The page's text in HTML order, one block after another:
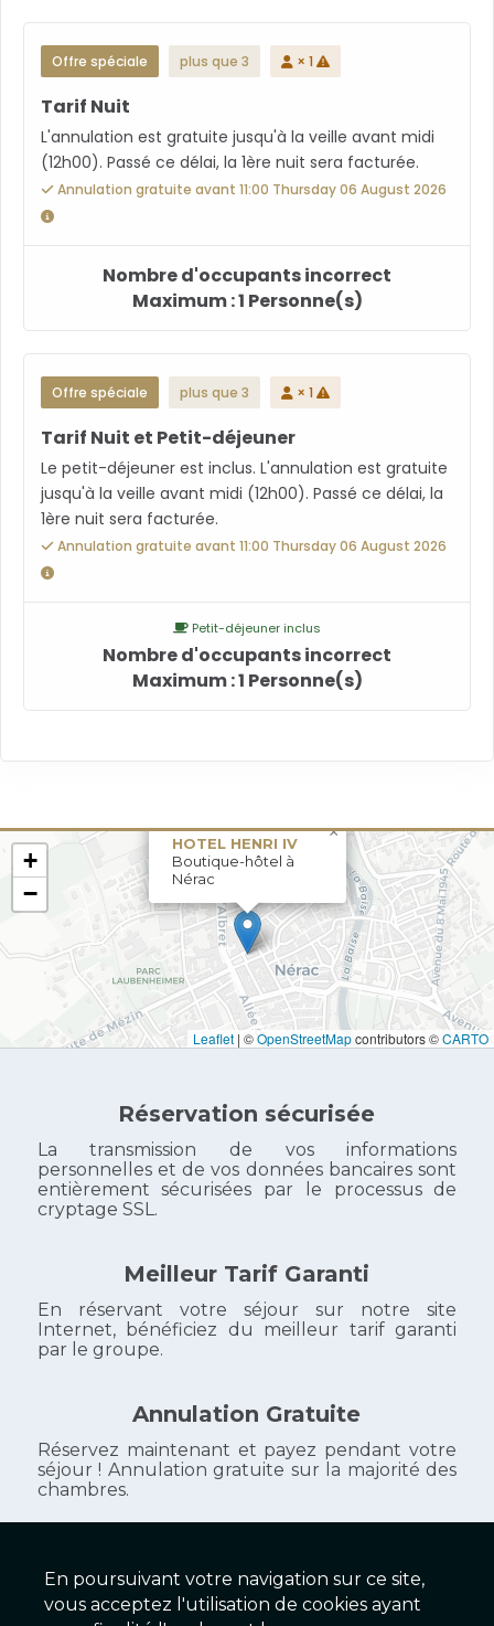
pas de rajouter un lit Bébé ou un lit
supplémentaire.
Offre spéciale plus que 3 × 1
Tarif Nuit
L'annulation est gratuite jusqu'à la veille avant midi
(12h00). Passé ce délai, la 1ère nuit sera facturée.
Annulation gratuite avant 11:00 Thursday 06 August 2026
Nombre d'occupants incorrect
Maximum : 1 Personne(s)
Offre spéciale plus que 3 × 1
Tarif Nuit et Petit-déjeuner
Le petit-déjeuner est inclus. L'annulation est gratuite
jusqu'à la veille avant midi (12h00). Passé ce délai, la
1ère nuit sera facturée.
Annulation gratuite avant 11:00 Thursday 06 August 2026
Petit-déjeuner inclus
Nombre d'occupants incorrect
Maximum : 1 Personne(s)
HOTEL HENRI IV
Boutique-hôtel à
Nérac
×
+
−
Leaflet | ©OpenStreetMapcontributors ©CARTO
HOTEL HENRI IV
Réservation sécurisée
La transmission de vos informations
personnelles et de vos données bancaires sont
entièrement sécurisées par le processus de
cryptage SSL.
Meilleur Tarif Garanti
En réservant votre séjour sur notre site
Internet, bénéficiez du meilleur tarif garanti
par le groupe.
Annulation Gratuite
Réservez maintenant et payez pendant votre
séjour ! Annulation gratuite sur la majorité des
chambres.
En poursuivant votre navigation sur ce site,
vous acceptez l'utilisation de cookies ayant